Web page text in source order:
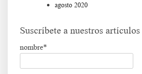
agosto 2020
Suscríbete a nuestros artículos
nombre*